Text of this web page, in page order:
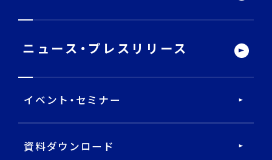
戦略・分析・実行 支援
DECA Marketing Agent
DECA Service Agent
ニュース・ プレスリリース
イベント・セミナー
資料ダウンロード